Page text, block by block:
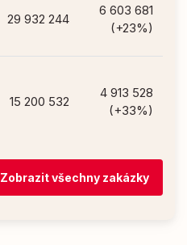
29 932 244
6 603 681
(+23%)
15 200 532
4 913 528
(+33%)
Zobrazit všechny zakázky